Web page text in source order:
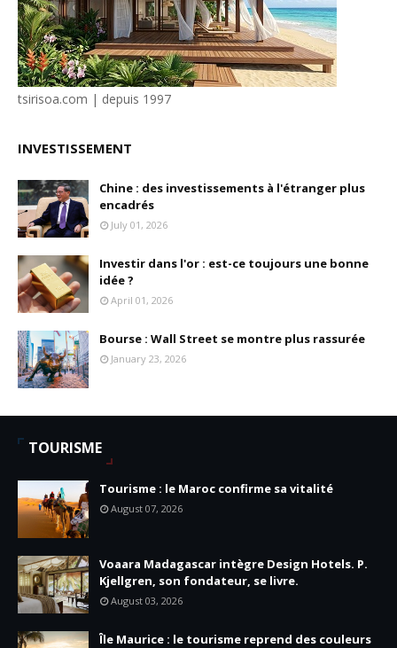
tsirisoa.com | depuis 1997
INVESTISSEMENT
Chine : des investissements à l'étranger plus
encadrés
July 01, 2026
Investir dans l'or : est-ce toujours une bonne
idée ?
April 01, 2026
Bourse : Wall Street se montre plus rassurée
January 23, 2026
TOURISME
Tourisme : le Maroc confirme sa vitalité
August 07, 2026
Voaara Madagascar intègre Design Hotels. P.
Kjellgren, son fondateur, se livre.
August 03, 2026
Île Maurice : le tourisme reprend des couleurs